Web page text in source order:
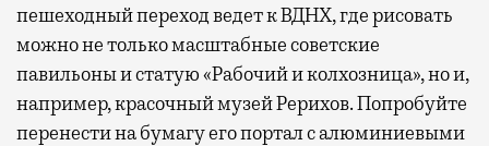
пешеходный переход ведет к ВДНХ, где рисовать
можно не только масштабные советские
павильоны и статую «Рабочий и колхозница», но и,
например, красочный музей Рерихов. Попробуйте
перенести на бумагу его портал с алюминиевыми